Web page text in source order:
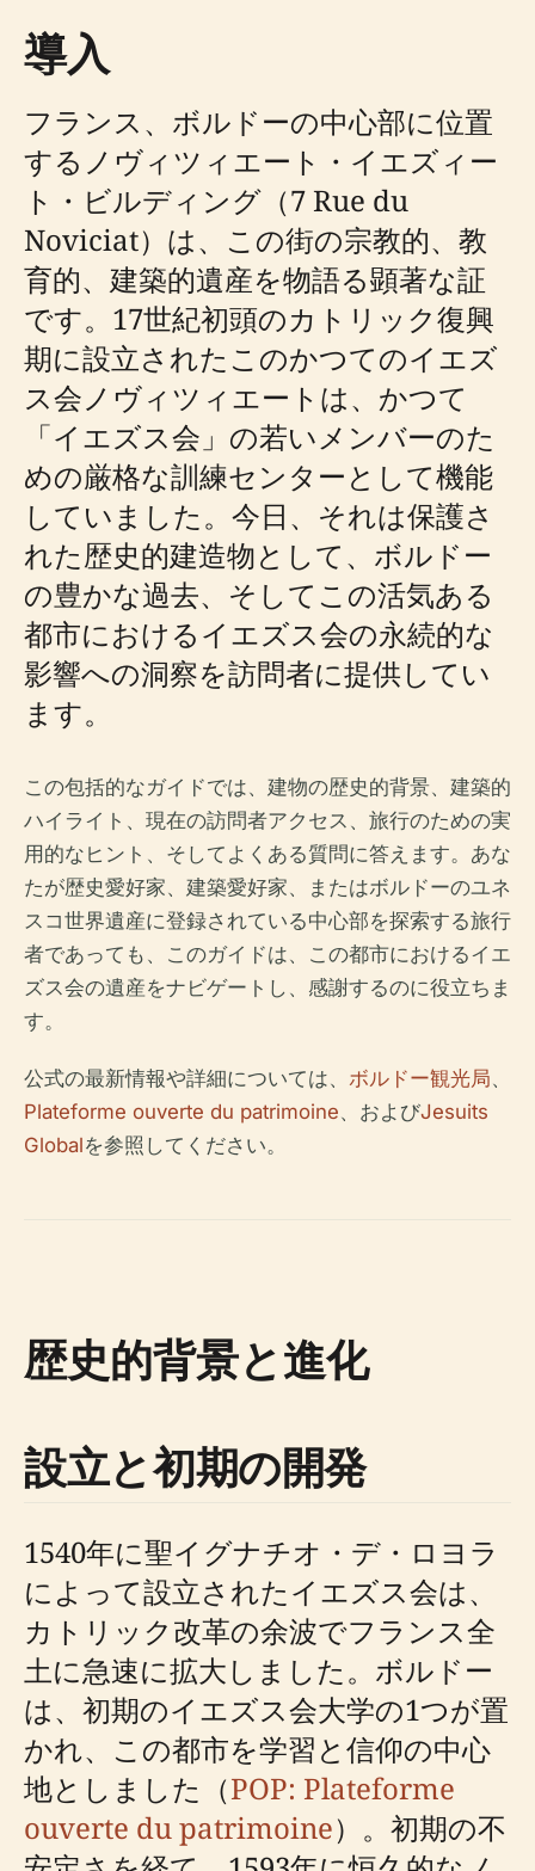
導入
フランス、ボルドーの中心部に位置
するノヴィツィエート・イエズィー
ト・ビルディング（7 Rue du
Noviciat）は、この街の宗教的、教
育的、建築的遺産を物語る顕著な証
です。17世紀初頭のカトリック復興
期に設立されたこのかつてのイエズ
ス会ノヴィツィエートは、かつて
「イエズス会」の若いメンバーのた
めの厳格な訓練センターとして機能
していました。今日、それは保護さ
れた歴史的建造物として、ボルドー
の豊かな過去、そしてこの活気ある
都市におけるイエズス会の永続的な
影響への洞察を訪問者に提供してい
ます。
この包括的なガイドでは、建物の歴史的背景、建築的
ハイライト、現在の訪問者アクセス、旅行のための実
用的なヒント、そしてよくある質問に答えます。あな
たが歴史愛好家、建築愛好家、またはボルドーのユネ
スコ世界遺産に登録されている中心部を探索する旅行
者であっても、このガイドは、この都市におけるイエ
ズス会の遺産をナビゲートし、感謝するのに役立ちま
す。
公式の最新情報や詳細については、 ボルドー観光局、
Plateforme ouverte du patrimoine、およびJesuits
Globalを参照してください。
歴史的背景と進化
設立と初期の開発
1540年に聖イグナチオ・デ・ロヨラ
によって設立されたイエズス会は、
カトリック改革の余波でフランス全
土に急速に拡大しました。ボルドー
は、初期のイエズス会大学の1つが置
かれ、この都市を学習と信仰の中心
地としました（POP: Plateforme
ouverte du patrimoine）。初期の不